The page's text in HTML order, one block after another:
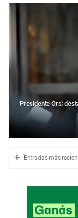
Presidente Orsi
Entradas más